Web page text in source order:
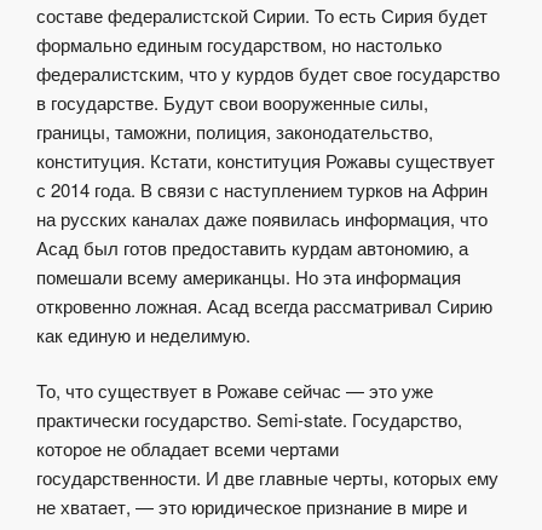
составе федералистской Сирии. То есть Сирия будет
формально единым государством, но настолько
федералистским, что у курдов будет свое государство
в государстве. Будут свои вооруженные силы,
границы, таможни, полиция, законодательство,
конституция. Кстати, конституция Рожавы существует
с 2014 года. В связи с наступлением турков на Африн
на русских каналах даже появилась информация, что
Асад был готов предоставить курдам автономию, а
помешали всему американцы. Но эта информация
откровенно ложная. Асад всегда рассматривал Сирию
как единую и неделимую.
То, что существует в Рожаве сейчас — это уже
практически государство. Semi-state. Государство,
которое не обладает всеми чертами
государственности. И две главные черты, которых ему
не хватает, — это юридическое признание в мире и